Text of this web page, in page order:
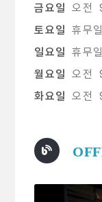
금요일 오전
토요일 휴무일
일요일 휴무일
월요일 오전
화요일 오전